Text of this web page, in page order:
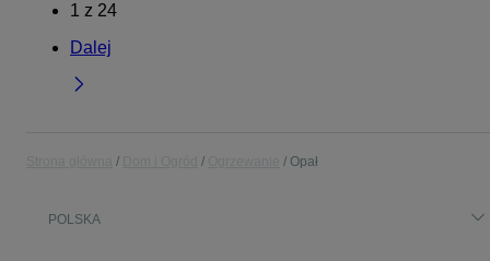
1 z 24
Dalej
Opał
POLSKA